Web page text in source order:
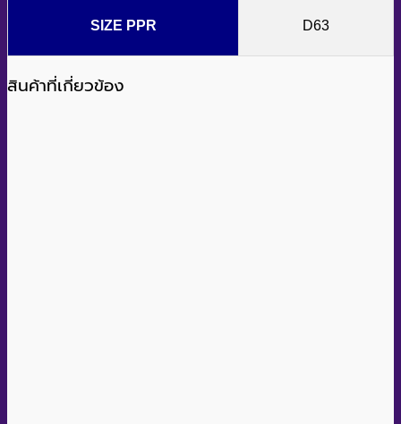
SIZE PPR D63
สินค้าที่เกี่ยวข้อง